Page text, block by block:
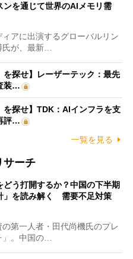
ンを通じて世界のAIメモリ需
アに出演するグローバルリン
が、最新…
を探せ】レーザーテック：最先
装…
を探せ】TDK：AIインフラを支
評…
一覧を見る
サーチ
どう打開するか？中国の下半期
」を読み解く 需要不足対策
第一人者・田代尚機氏のプレ
。中国の…